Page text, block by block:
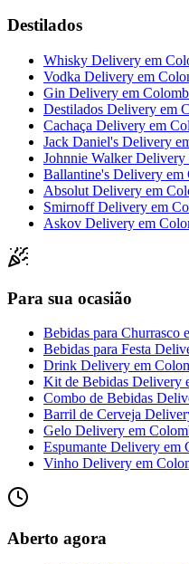
Destilados
Whisky Delivery em
Vodka Delivery em
Gin Delivery em
Destilados Delivery em
Cachaça Delivery em
Jack Daniel's Delivery
Johnnie Walker Delivery
Ballantine's Delivery em
Absolut Delivery em
Smirnoff Delivery em
Askov Delivery em
Para sua ocasião
Bebidas para Churrasco
Bebidas para Festa
Drink Delivery em
Kit de Bebidas Delivery
Combo de Bebidas
Barril de Cerveja
Gelo Delivery em
Espumante Delivery em
Vinho Delivery em
Aberto agora